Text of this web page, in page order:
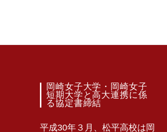
岡崎女子大学・岡崎女子
短期大学と高大連携に係
る協定書締結
平成30年３月、松平高校は岡